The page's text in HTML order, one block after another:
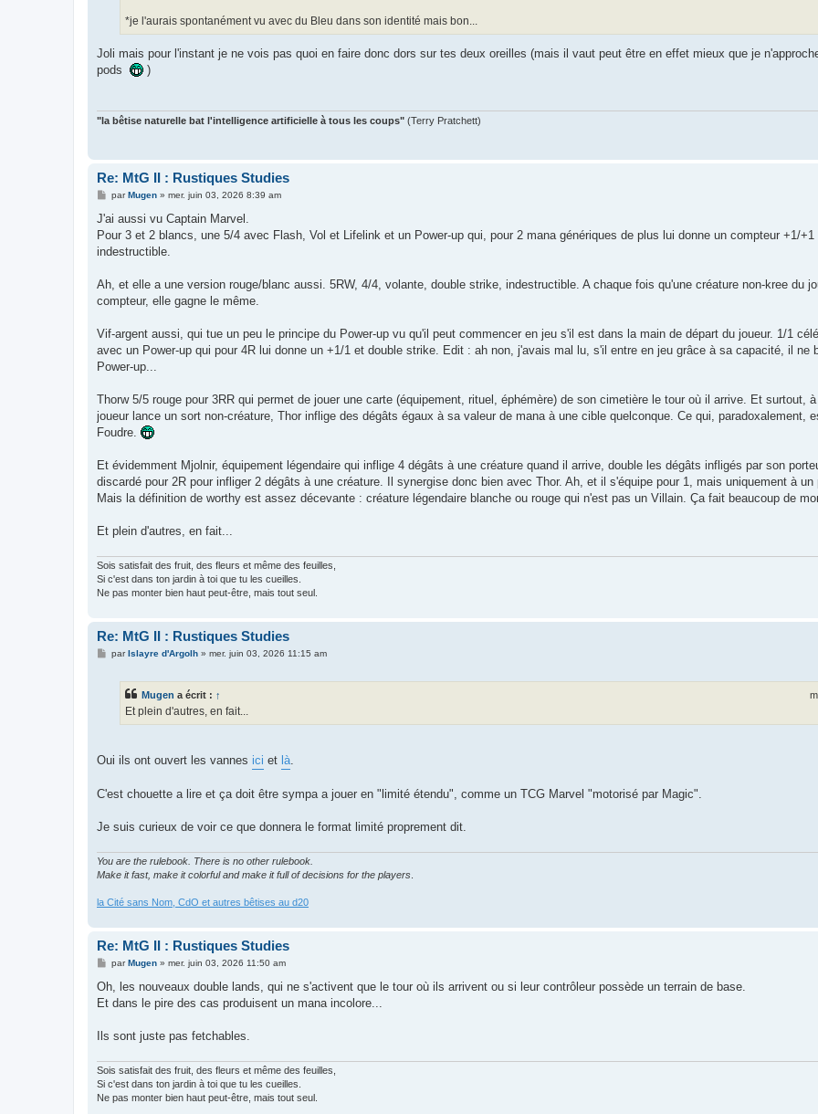
*je l'aurais spontanément vu avec du Bleu dans son identité mais bon...
Joli mais pour l'instant je ne vois pas quoi en faire donc dors sur tes deux oreilles (mais il vaut peut être en effet mieux que je
pods
)
"la bêtise naturelle bat l'intelligence artificielle à tous les coups" (Terry Pratchett)
Re: MtG II : Rustiques Studies
M
s
a
g
parMugen» mer. juin 03, 2026 8:39 am
J'ai aussi vu Captain Marvel.
Pour 3 et 2 blancs, une 5/4 avec Flash, Vol et Lifelink et un Power-up qui, pour 2 mana génériques de plus lui donne un compteur +1/
indestructible.
Ah, et elle a une version rouge/blanc aussi. 5RW, 4/4, volante, double strike, indestructible. A chaque fois qu'une créature non-kree du
compteur, elle gagne le même.
Vif-argent aussi, qui tue un peu le principe du Power-up vu qu'il peut commencer en jeu s'il est dans la main de départ du joueur. 1/1
avec un Power-up qui pour 4R lui donne un +1/1 et double strike. Edit : ah non, j'avais mal lu, s'il entre en jeu grâce à sa capacité, il ne
Power-up...
Thorw 5/5 rouge pour 3RR qui permet de jouer une carte (équipement, rituel, éphémère) de son cimetière le tour où il arrive. Et surtout,
joueur lance un sort non-créature, Thor inflige des dégâts égaux à sa valeur de mana à une cible quelconque. Ce qui, paradoxalement,
Foudre.
Et évidemment Mjolnir, équipement légendaire qui inflige 4 dégâts à une créature quand il arrive, double les dégâts infligés par son
discardé pour 2R pour infliger 2 dégâts à une créature. Il synergise donc bien avec Thor. Ah, et il s'équipe pour 1, mais uniquement à un
Mais la définition de worthy est assez décevante : créature légendaire blanche ou rouge qui n'est pas un Villain. Ça fait beaucoup de
Et plein d'autres, en fait...
Sois satisfait des fruit, des fleurs et même des feuilles,
Si c'est dans ton jardin à toi que tu les cueilles.
Ne pas monter bien haut peut-être, mais tout seul.
Re: MtG II : Rustiques Studies
MparIslayre d'Argolh» mer. juin 03, 2026 11:15 am
Mugen a écrit : ↑
Et plein d'autres, en fait...
Oui ils ont ouvert les vannes ici et là.
C'est chouette a lire et ça doit être sympa a jouer en "limité étendu", comme un TCG Marvel "motorisé par Magic".
Je suis curieux de voir ce que donnera le format limité proprement dit.
You are the rulebook. There is no other rulebook.
Make it fast, make it colorful and make it full of decisions for the players
la Cité sans Nom, CdO et autres bêtises au d20
Re: MtG II : Rustiques Studies
M
s
a
parMugen» mer. juin 03, 2026 11:50 am
Oh, les nouveaux double lands, qui ne s'activent que le tour où ils arrivent ou si leur contrôleur possède un terrain de base.
Et dans le pire des cas produisent un mana incolore...
Ils sont juste pas fetchables.
Sois satisfait des fruit, des fleurs et même des feuilles,
Si c'est dans ton jardin à toi que tu les cueilles.
Ne pas monter bien haut peut-être, mais tout seul.